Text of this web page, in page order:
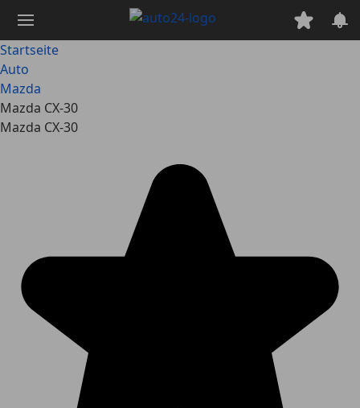
Hauptinhalt
springen
Startseite
Auto
Mazda
Mazda CX-30
Mazda CX-30